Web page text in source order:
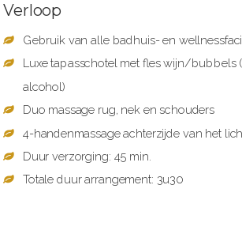
Verloop
Gebruik van alle badhuis- en
Luxe tapasschotel met fles wijn/bubbels
alcohol)
Duo massage rug, nek en schouders
4-handenmassage achterzijde van het
Duur verzorging: 45 min.
Totale duur arrangement: 3u30